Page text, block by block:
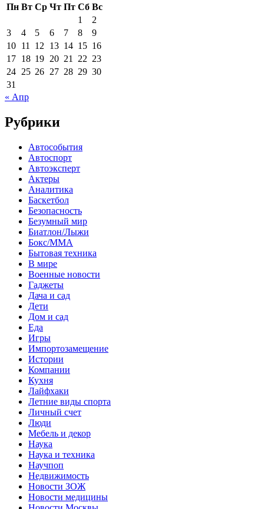
Пн Вт Ср Чт Пт Сб Вс
1
2
3
4 5 6 7 8
9
10 11 12 13 14 15 16
17 18 19 20 21 22 23
24 25 26 27 28 29 30
31
« Апр
Рубрики
Автособытия
Автоспорт
Автоэксперт
Актеры
Аналитика
Баскетбол
Безопасность
Безумный мир
Биатлон/Лыжи
Бокс/MMA
Бытовая техника
В мире
Военные новости
Гаджеты
Дача и сад
Дети
Дом и сад
Еда
Игры
Импортозамещение
Истории
Компании
Кухня
Лайфхаки
Летние виды спорта
Личный счет
Люди
Мебель и декор
Наука
Наука и техника
Научпоп
Недвижимость
Новости ЗОЖ
Новости медицины